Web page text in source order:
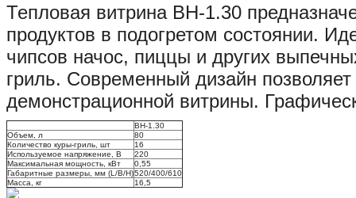
Тепловая витрина ВН-1.30
продуктов в подогретом состоянии.
чипсов начос, пиццы и других
гриль. Современный дизайн
демонстрационной витрины.
ВН-1.30
Объем, л
80
Количество куры-гриль, шт
16
Используемое напряжение, В
220
Максимальная мощность, кВт
0,55
Габаритные размеры, мм (L/B/H)520/400/610
Масса, кг
16,5